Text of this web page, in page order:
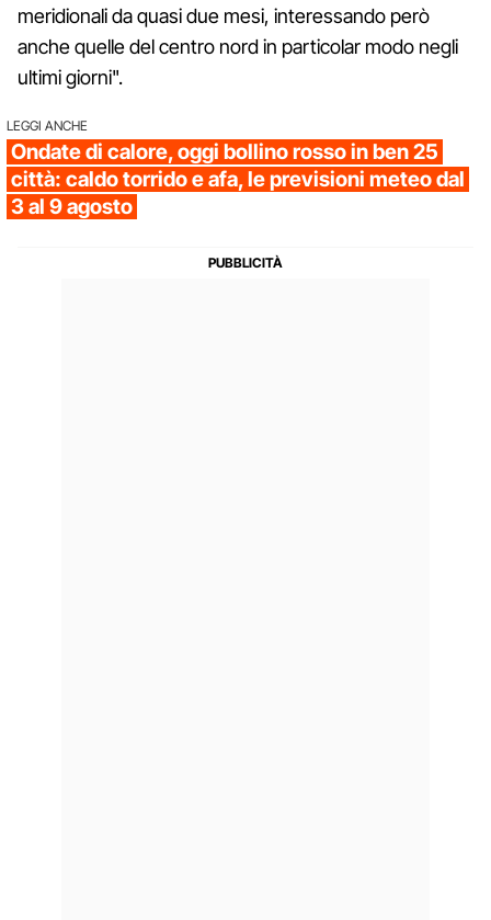
meridionali da quasi due mesi, interessando però
anche quelle del centro nord in particolar modo negli
ultimi giorni".
LEGGI ANCHE
Ondate di calore, oggi bollino rosso in ben 25
città: caldo torrido e afa, le previsioni meteo dal
3 al 9 agosto